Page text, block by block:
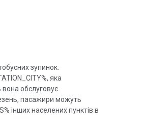
зупинок.
яка
обслуговує
пасажири можуть
інших населених пунктів в